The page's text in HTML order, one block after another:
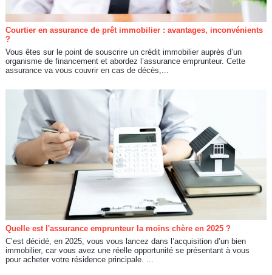
Courtier en assurance de prêt immobilier : avantages, inconvénients
?
Vous êtes sur le point de souscrire un crédit immobilier auprès d’un
organisme de financement et abordez l’assurance emprunteur. Cette
assurance va vous couvrir en cas de décès,...
Quelle est l'assurance emprunteur la moins chère en 2025 ?
C’est décidé, en 2025, vous vous lancez dans l’acquisition d’un bien
immobilier, car vous avez une réelle opportunité se présentant à vous
pour acheter votre résidence principale. ...